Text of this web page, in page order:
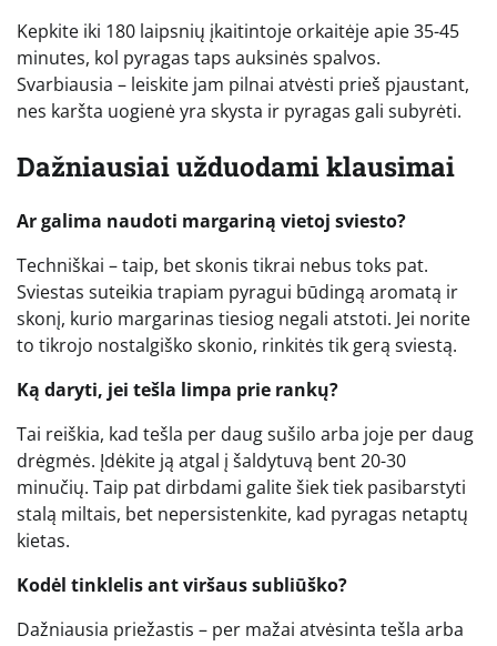
Kepkite iki 180 laipsnių įkaitintoje orkaitėje apie 35-45
minutes, kol pyragas taps auksinės spalvos.
Svarbiausia – leiskite jam pilnai atvėsti prieš pjaustant,
nes karšta uogienė yra skysta ir pyragas gali subyrėti.
Dažniausiai užduodami klausimai
Ar galima naudoti margariną vietoj sviesto?
Techniškai – taip, bet skonis tikrai nebus toks pat.
Sviestas suteikia trapiam pyragui būdingą aromatą ir
skonį, kurio margarinas tiesiog negali atstoti. Jei norite
to tikrojo nostalgiško skonio, rinkitės tik gerą sviestą.
Ką daryti, jei tešla limpa prie rankų?
Tai reiškia, kad tešla per daug sušilo arba joje per daug
drėgmės. Įdėkite ją atgal į šaldytuvą bent 20-30
minučių. Taip pat dirbdami galite šiek tiek pasibarstyti
stalą miltais, bet nepersistenkite, kad pyragas netaptų
kietas.
Kodėl tinklelis ant viršaus subliūško?
Dažniausia priežastis – per mažai atvėsinta tešla arba